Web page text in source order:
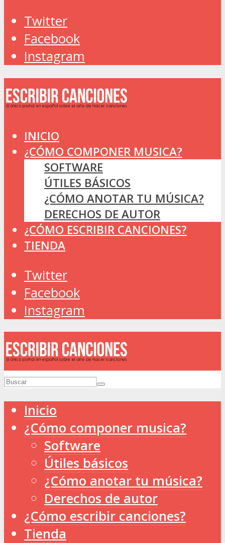
Twitter
Facebook
Instagram
INICIO
¿CÓMO COMPONER MUSICA?
SOFTWARE
ÚTILES BÁSICOS
¿CÓMO ANOTAR TU MÚSICA?
DERECHOS DE AUTOR
¿CÓMO ESCRIBIR CANCIONES?
TIENDA
Twitter
Facebook
Instagram
Inicio
¿Cómo componer musica?
Software
Útiles básicos
¿Cómo anotar tu música?
Derechos de autor
¿Cómo escribir canciones?
Tienda